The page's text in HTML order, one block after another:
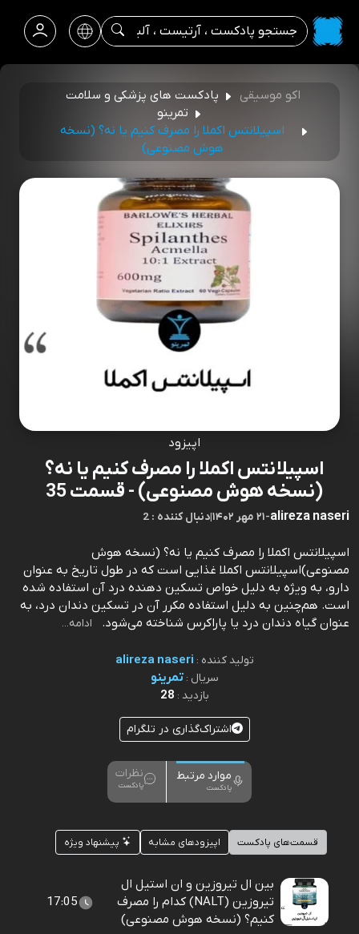
اکو موسیقی
پادکست های پزشکی و سلامت
تمرینو
اسپیلانتس اکملا را مصرف کنیم یا نه؟ (نسخه
هوش مصنوعی)
اپیزود
اسپیلانتس اکملا را مصرف کنیم یا نه؟
(نسخه هوش مصنوعی) - قسمت 35
alireza naseri
-۲۱ مهر ۱۴۰۲ |2 : دنبال کننده
اسپیلانتس اکملا را مصرف کنیم یا نه؟ (نسخه هوش
مصنوعی)اسپیلانتس اکملا غذایی است که در طول تاریخ به عنوان
دارو، به ویژه به دلیل خواص تسکین دهنده درد آن استفاده شده
است. هم‌چنین به دلیل استفاده مکرر آن در تسکین دندان درد، به
عنوان گیاه دندان درد یا پاراکرس شناخته می‌شود.⁠⁠⁠⁠⁠⁠⁠⁠⁠⁠⁠⁠
ادامه...
تولید کننده : alireza naseri
سریال :تمرینو
بازدید : 28
اشتراک‌گذاری در تلگرام
موارد مرتبط
پادکست
نظرات
پادکست
قسمت‌های پادکست اپیزودهای مشابه پیشنهاد ویژه
بین ال تیروزین و ان استیل ال
تیروزین (NALT) کدام را مصرف
کنیم؟ (نسخه هوش مصنوعی)
17:05